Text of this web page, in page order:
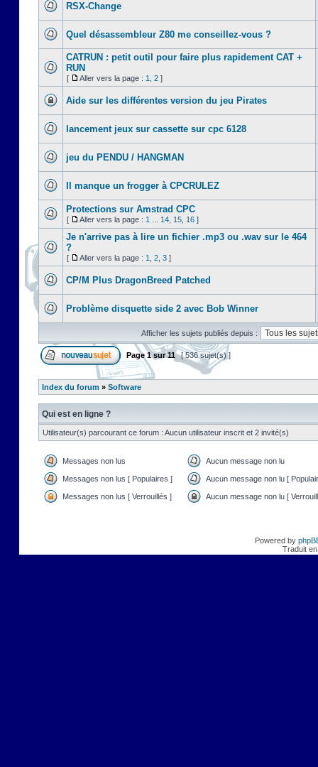
RSX-Change
Quel désassembleur Z80 me conseillez-vous ?
CATRUN : petit outil pour faire plus rapidement CAT +
RUN
[ Aller vers la page : 1 2 ]
Aide sur les différentes version du jeu Pirates
lancement jeux sur cassette sur cpc 6128
jeu du PENDU / HANGMAN
Il manque un frogger à CPCRULEZ
Protections sur Amstrad CPC
[ Aller vers la page : 1 14 15 16 ]
Je n'arrive pas à lire un fichier .mp3 ou .wav sur le 464
?
[ Aller vers la page : 1 2 3 ]
CP/M Plus DragonBreed Patched
Problème disquette side 2 avec Bob Winner
Afficher les sujets publiés depuis :
Page 1sur11 [ 536 sujet(s) ]
Index du forum » Software
Qui est en ligne ?
Utilisateur(s) parcourant ce forum : Aucun utilisateur inscrit et 2 invité(s)
Messages non lus Aucun message non lu
Messages non lus [ Populaires ] Aucun message non lu [
Messages non lus [ Verrouillés ] Aucun message non lu [
Powered by
Traduit